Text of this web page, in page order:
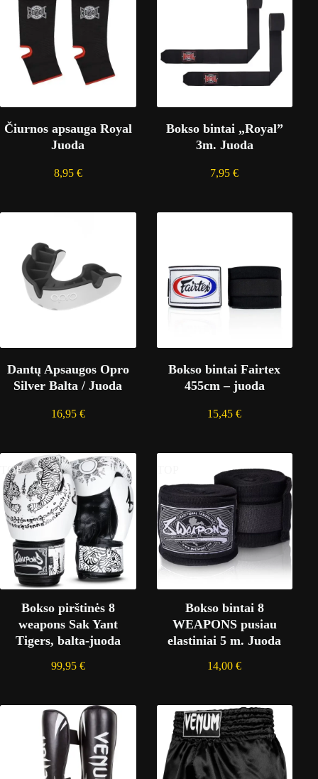
Čiurnos apsauga Royal
Juoda
8,95 €
Bokso bintai „Royal”
3m. Juoda
7,95€
Dantų Apsaugos Opro
Silver Balta / Juoda
16,95 €
Bokso bintai Fairtex
455cm – juoda
15,45€
TOP
Bokso pirštinės 8
weapons Sak Yant
Tigers, balta-juoda
99,95 €
Bokso bintai 8
WEAPONS pusiau
elastiniai 5 m. Juoda
14,00€